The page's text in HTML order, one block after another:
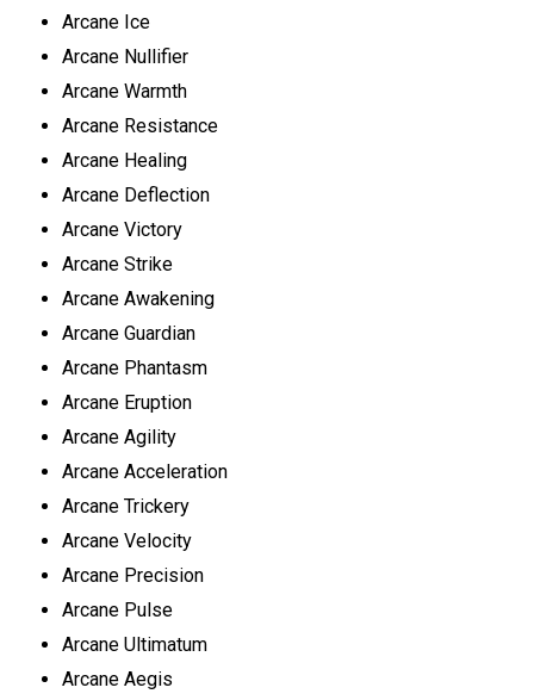
Arcane Ice
Arcane Nullifier
Arcane Warmth
Arcane Resistance
Arcane Healing
Arcane Deflection
Arcane Victory
Arcane Strike
Arcane Awakening
Arcane Guardian
Arcane Phantasm
Arcane Eruption
Arcane Agility
Arcane Acceleration
Arcane Trickery
Arcane Velocity
Arcane Precision
Arcane Pulse
Arcane Ultimatum
Arcane Aegis